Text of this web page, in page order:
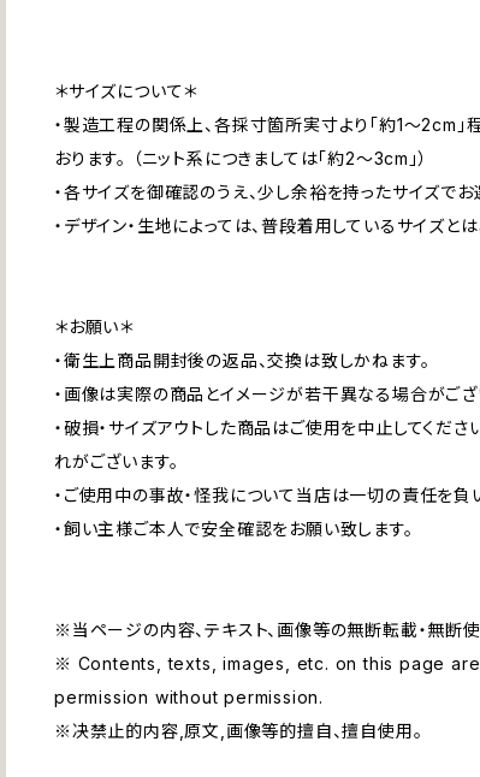
＊サイズについて＊
・製造工程の関係上、各採寸箇所実寸より「約1～2cm
おります。 （ニット系につきましては「約2～3cm」）
・各サイズを御確認のうえ、少し余裕を持ったサイズで
・デザイン・生地によっては、普段着用しているサイズと
＊お願い＊
・衛生上商品開封後の返品、交換は致しかねます。
・画像は実際の商品とイメージが若干異なる場合がござ
・破損・サイズアウトした商品はご使用を中止してくだ
れがございます。
・ご使用中の事故・怪我について当店は一切の責任を負
・飼い主様ご本人で安全確認をお願い致します。
※当ページの内容、テキスト、画像等の無断転載・無断使
※ Contents, texts, images, etc. on this page
permission without permission.
※决禁止的内容,原文,画像等的擅自、擅自使用。